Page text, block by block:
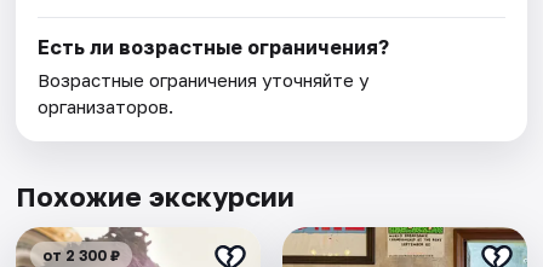
Есть ли возрастные ограничения?
Возрастные ограничения уточняйте у
организаторов.
Похожие экскурсии
от 2 300 ₽